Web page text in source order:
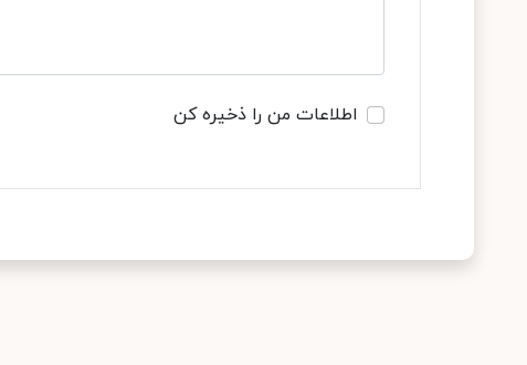
اطلاعات من را ذخیره کن